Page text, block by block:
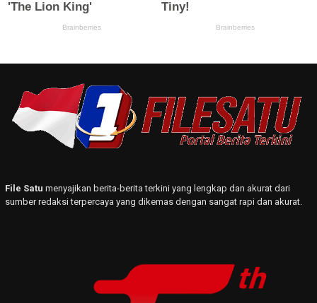
File Satu menyajikan berita-berita terkini yang lengkap dan akurat dari
sumber redaksi terpercaya yang dikemas dengan sangat rapi dan akurat.